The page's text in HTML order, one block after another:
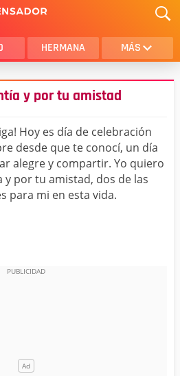
HERMANA MÁS
AMOR
HIJA
HIJO
ESPOSO
y por tu amistad
Hoy es día de celebración
desde que te conocí, un día
alegre y compartir. Yo quiero
por tu amistad, dos de las
para mi en esta vida.